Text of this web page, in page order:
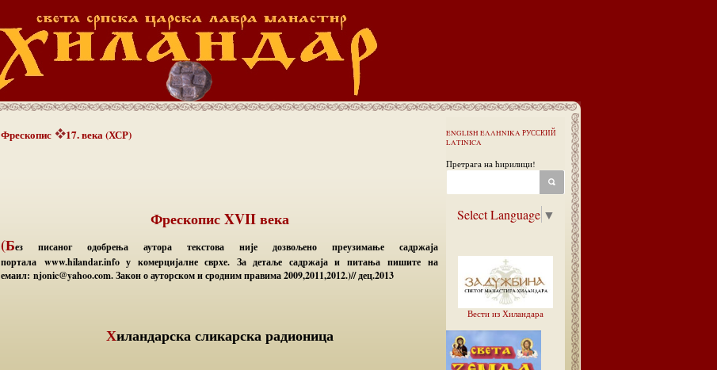
Фрескопис 17. века (ХСР)
Фрескопис XVII века
(Без писаног одобрења аутора текстова није дозвољено преузимање садржаја
портала www.hilandar.info у комерцијалне сврхе. За детаље садржаја и питања пишите на
емаил: njonic@yahoo.com. Закон о ауторском и сродним правима 2009,2011,2012.)// дец.2013
Хиландарска сликарска радионица
ENGLISH ΕΛΛΗΝΙΚΑ РУССКИЙ
LATINICA
Претрага на ћирилици!
Select Language ▼
Вести из Хиландара